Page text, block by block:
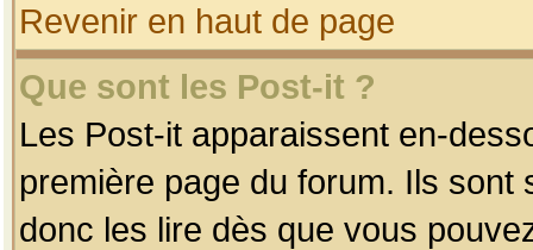
Revenir en haut de page
Que sont les Post-it ?
Les Post-it apparaissent en-
première page du forum. Ils
donc les lire dès que vous